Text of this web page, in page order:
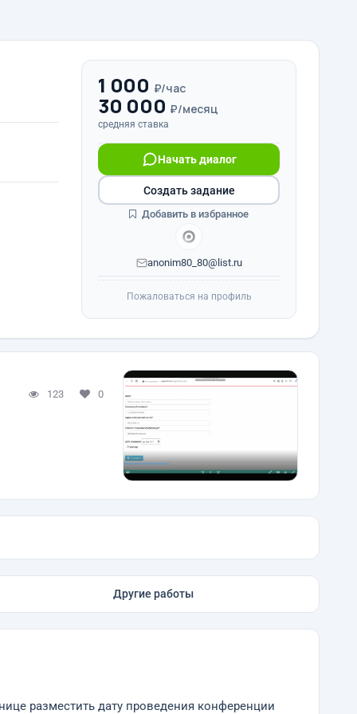
1 000 ₽/час
30 000 ₽/месяц
средняя ставка
Начать диалог
anonim80_80@list.ru
Создать задание
Добавить в избранное
Пожаловаться на профиль
123 0
Другие работы
разместить дату проведения конференции